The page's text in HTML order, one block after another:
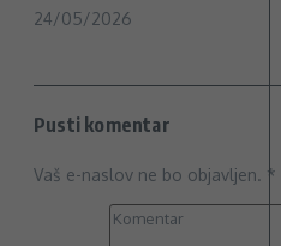
24/05/2026
Pusti komentar
Vaš e-naslov ne bo objavljen. *